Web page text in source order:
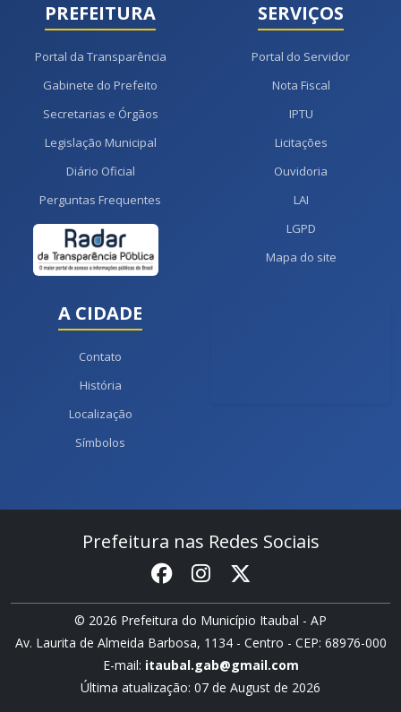
PREFEITURA
Portal da Transparência
Gabinete do Prefeito
Secretarias e Órgãos
Legislação Municipal
Diário Oficial
Perguntas Frequentes
SERVIÇOS
Portal do Servidor
Nota Fiscal
IPTU
Licitações
Ouvidoria
LAI
LGPD
Mapa do site
A CIDADE
Contato
História
Localização
Símbolos
Prefeitura nas Redes Sociais
© 2026 Prefeitura do Município Itaubal - AP
Av. Laurita de Almeida Barbosa, 1134 - Centro - CEP: 68976-000
E-mail: itaubal.gab@gmail.com
Última atualização: 07 de August de 2026